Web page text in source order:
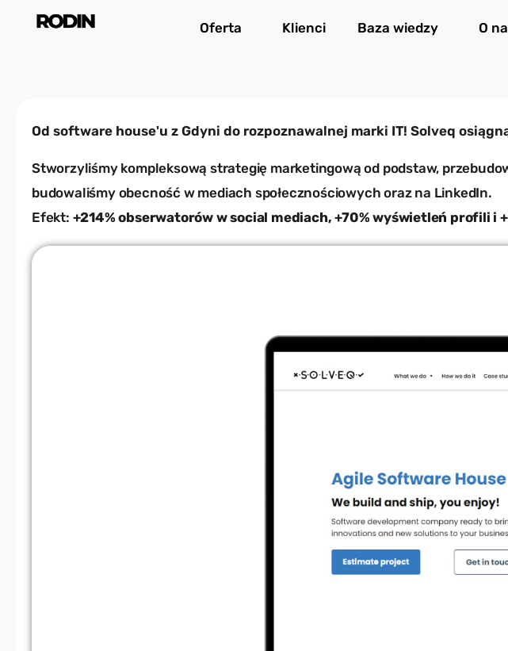
Przejdź
Oferta Klienci Baza wiedzy O
Od software house'u z Gdyni do rozpoznawalnej marki IT! Solveq
Stworzyliśmy kompleksową strategię marketingową od podstaw,
budowaliśmy obecność w mediach społecznościowych oraz na LinkedIn.
Efekt: +214% obserwatorów w social mediach, +70% wyświetleń profili i